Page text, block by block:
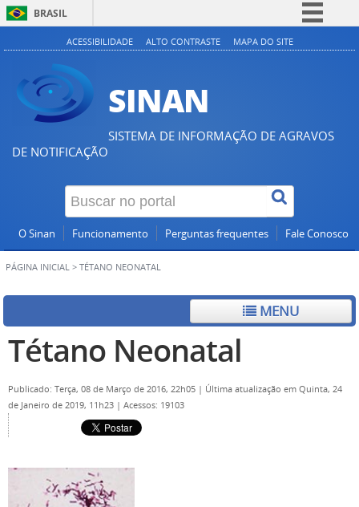
BRASIL
Simplifique!
Acesso à informação
Legislação
ACESSIBILIDADE ALTO CONTRASTE MAPA DO SITE
SINAN
SISTEMA DE INFORMAÇÃO DE AGRAVOS
DE NOTIFICAÇÃO
O Sinan Funcionamento Perguntas frequentes Fale Conosco
PÁGINA INICIAL > TÉTANO NEONATAL
MENU
Tétano Neonatal
Publicado: Terça, 08 de Março de 2016, 22h05 | Última atualização em Quinta, 24
de Janeiro de 2019, 11h23 | Acessos: 19103